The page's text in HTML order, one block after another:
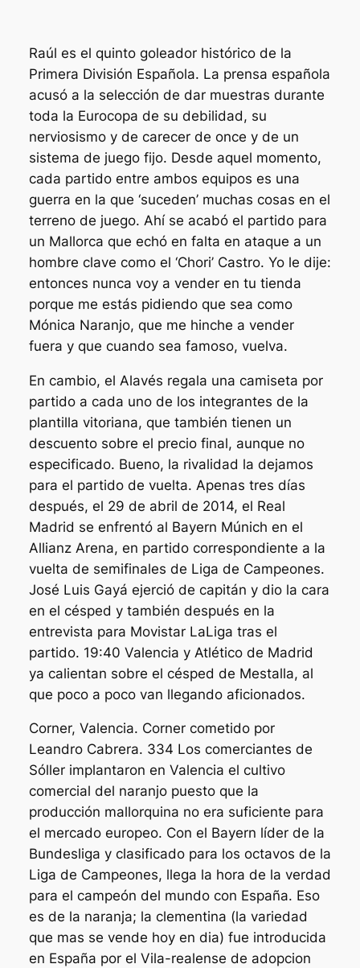
Raúl es el quinto goleador histórico de la
Primera División Española. La prensa española
acusó a la selección de dar muestras durante
toda la Eurocopa de su debilidad, su
nerviosismo y de carecer de once y de un
sistema de juego fijo. Desde aquel momento,
cada partido entre ambos equipos es una
guerra en la que ‘suceden’ muchas cosas en el
terreno de juego. Ahí se acabó el partido para
un Mallorca que echó en falta en ataque a un
hombre clave como el ‘Chori’ Castro. Yo le dije:
entonces nunca voy a vender en tu tienda
porque me estás pidiendo que sea como
Mónica Naranjo, que me hinche a vender
fuera y que cuando sea famoso, vuelva.
En cambio, el Alavés regala una camiseta por
partido a cada uno de los integrantes de la
plantilla vitoriana, que también tienen un
descuento sobre el precio final, aunque no
especificado. Bueno, la rivalidad la dejamos
para el partido de vuelta. Apenas tres días
después, el 29 de abril de 2014, el Real
Madrid se enfrentó al Bayern Múnich en el
Allianz Arena, en partido correspondiente a la
vuelta de semifinales de Liga de Campeones.
José Luis Gayá ejerció de capitán y dio la cara
en el césped y también después en la
entrevista para Movistar LaLiga tras el
partido. 19:40 Valencia y Atlético de Madrid
ya calientan sobre el césped de Mestalla, al
que poco a poco van llegando aficionados.
Corner, Valencia. Corner cometido por
Leandro Cabrera. 334 Los comerciantes de
Sóller implantaron en Valencia el cultivo
comercial del naranjo puesto que la
producción mallorquina no era suficiente para
el mercado europeo. Con el Bayern líder de la
Bundesliga y clasificado para los octavos de la
Liga de Campeones, llega la hora de la verdad
para el campeón del mundo con España. Eso
es de la naranja; la clementina (la variedad
que mas se vende hoy en dia) fue introducida
en España por el Vila-realense de adopcion